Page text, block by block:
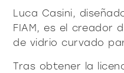
sofás y
home
Moderno decidido
Sillas
Sofás y butacas
Home Office
Villa Miralfiore
B2B
Editoriales
Notas de prensa
¿es usted
contract y
Luca Casini,
FIAM, es el creador
de vidrio curvado
Tras obtener la